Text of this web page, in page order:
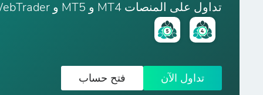
تداول على المنصات MT4 و MT5 و WebTrader
تداول الآن فتح حساب